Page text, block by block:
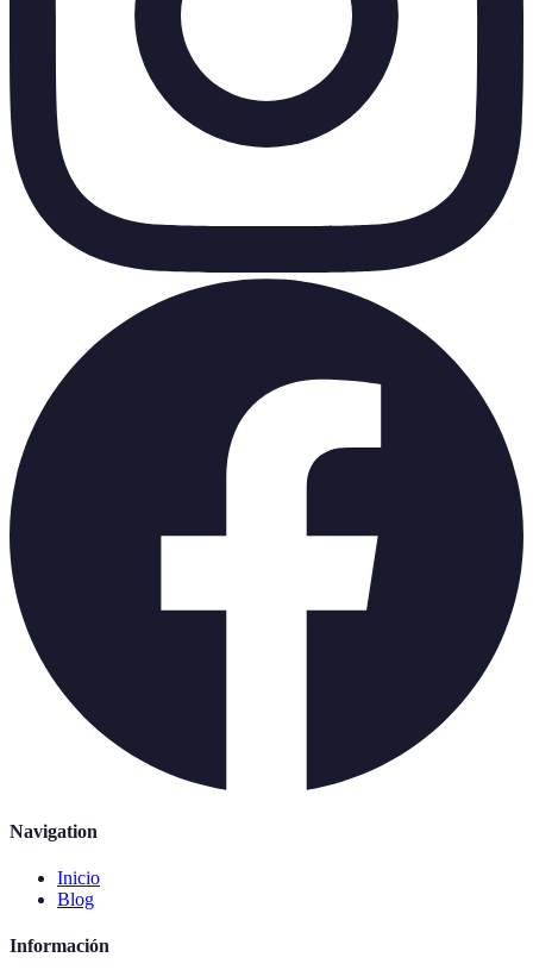
Navigation
Inicio
Blog
Información